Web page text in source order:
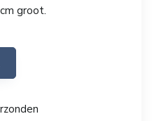
groot.